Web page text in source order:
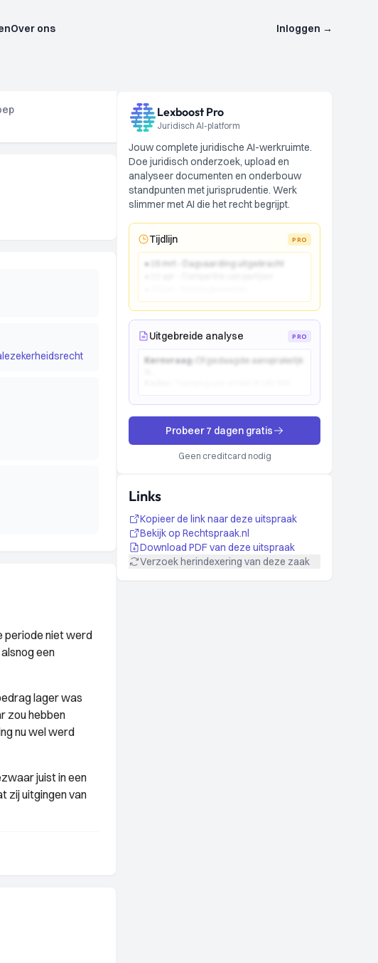
Over ons Inloggen →
periode niet werd
een
lager was
zou hebben
nu wel werd
juist in een
zij uitgingen van
Lexboost Pro
Juridisch AI-platform
Jouw complete juridische AI-werkruimte.
Doe juridisch onderzoek, upload en
analyseer documenten en onderbouw
standpunten met jurisprudentie. Werk
slimmer met AI die het recht begrijpt.
Tijdlijn PRO
● 15 mrt - Dagvaarding uitgebracht
Uitgebreide analyse PRO
Kernvraag:
Of gedaagde aansprakelijk
Probeer 7 dagen gratis
Geen creditcard nodig
Links
Kopieer de link naar deze uitspraak
Bekijk op Rechtspraak.nl
Download PDF van deze uitspraak
Verzoek herindexering van deze zaak